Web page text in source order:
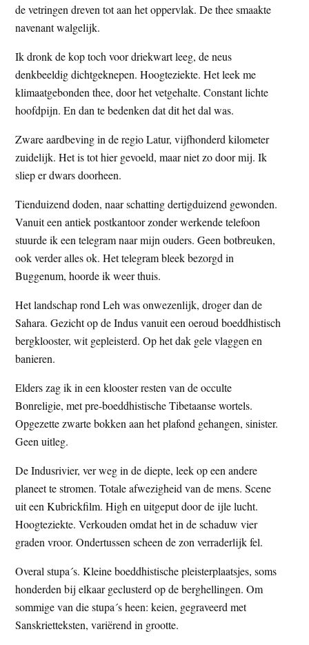
de vetringen dreven tot aan het oppervlak. De thee smaakte
navenant walgelijk.
Ik dronk de kop toch voor driekwart leeg, de neus
denkbeeldig dichtgeknepen. Hoogteziekte. Het leek me
klimaatgebonden thee, door het vetgehalte. Constant lichte
hoofdpijn. En dan te bedenken dat dit het dal was.
Zware aardbeving in de regio Latur, vijfhonderd kilometer
zuidelijk. Het is tot hier gevoeld, maar niet zo door mij. Ik
sliep er dwars doorheen.
Tienduizend doden, naar schatting dertigduizend gewonden.
Vanuit een antiek postkantoor zonder werkende telefoon
stuurde ik een telegram naar mijn ouders. Geen botbreuken,
ook verder alles ok. Het telegram bleek bezorgd in
Buggenum, hoorde ik weer thuis.
Het landschap rond Leh was onwezenlijk, droger dan de
Sahara. Gezicht op de Indus vanuit een oeroud boeddhistisch
bergklooster, wit gepleisterd. Op het dak gele vlaggen en
banieren.
Elders zag ik in een klooster resten van de occulte
Bonreligie, met pre-boeddhistische Tibetaanse wortels.
Opgezette zwarte bokken aan het plafond gehangen, sinister.
Geen uitleg.
De Indusrivier, ver weg in de diepte, leek op een andere
planeet te stromen. Totale afwezigheid van de mens. Scene
uit een Kubrickfilm. High en uitgeput door de ijle lucht.
Hoogteziekte. Verkouden omdat het in de schaduw vier
graden vroor. Ondertussen scheen de zon verraderlijk fel.
Overal stupa´s. Kleine boeddhistische pleisterplaatsjes, soms
honderden bij elkaar geclusterd op de berghellingen. Om
sommige van die stupa´s heen: keien, gegraveerd met
Sanskrietteksten, variërend in grootte.